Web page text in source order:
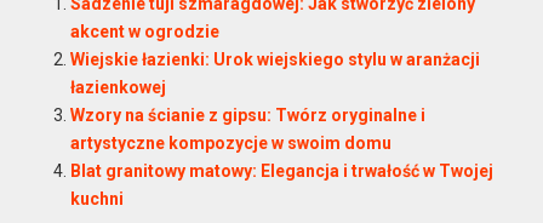
Sadzenie tuji szmaragdowej: Jak stworzyć zielony
akcent w ogrodzie
Wiejskie łazienki: Urok wiejskiego stylu w aranżacji
łazienkowej
Wzory na ścianie z gipsu: Twórz oryginalne i
artystyczne kompozycje w swoim domu
Blat granitowy matowy: Elegancja i trwałość w Twojej
kuchni